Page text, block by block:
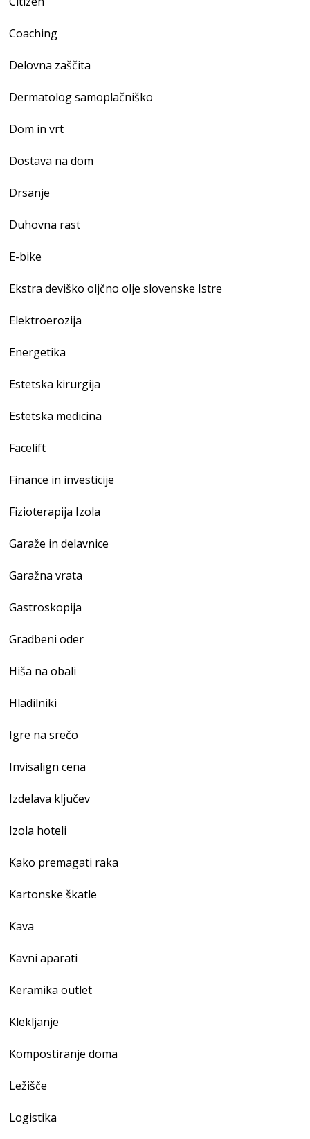
Coaching
Delovna zaščita
Dermatolog samoplačniško
Dom in vrt
Dostava na dom
Drsanje
Duhovna rast
E-bike
Ekstra deviško oljčno olje slovenske Istre
Elektroerozija
Energetika
Estetska kirurgija
Estetska medicina
Facelift
Finance in investicije
Fizioterapija Izola
Garaže in delavnice
Garažna vrata
Gastroskopija
Gradbeni oder
Hiša na obali
Hladilniki
Igre na srečo
Invisalign cena
Izdelava ključev
Izola hoteli
Kako premagati raka
Kartonske škatle
Kava
Kavni aparati
Keramika outlet
Klekljanje
Kompostiranje doma
Ležišče
Logistika